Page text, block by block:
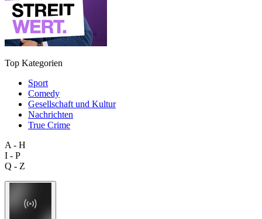
Top Kategorien
Sport
Comedy
Gesellschaft und Kultur
Nachrichten
True Crime
A - H
I - P
Q - Z